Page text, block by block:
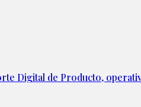
Digital de Producto,